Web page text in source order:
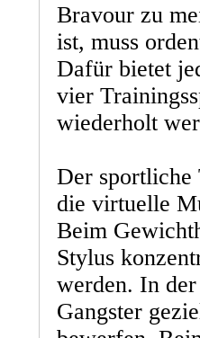
Bravour zu
ist, muss
Dafür bietet
vier
wiederholt
Der sportliche
die virtuelle
Beim
Stylus
werden. In
Gangster